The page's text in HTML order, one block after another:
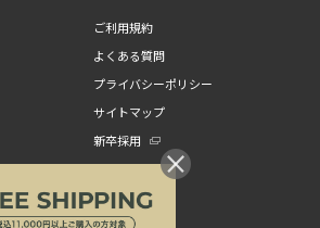
ご利用規約
よくある質問
プライバシーポリシー
サイトマップ
新卒採用